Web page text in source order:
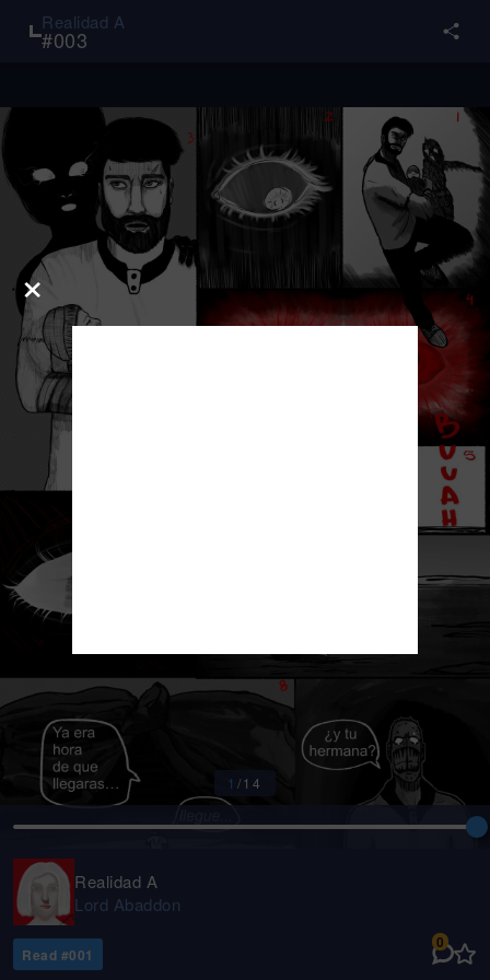
Realidad A
#003
1/14
Realidad A
Lord Abaddon
Read #001
0
×